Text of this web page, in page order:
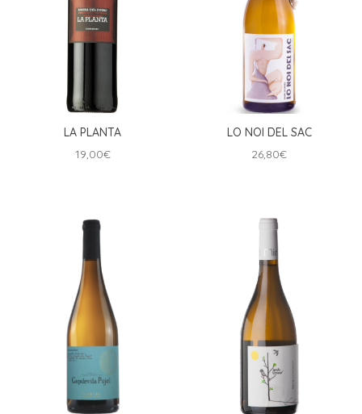
LA PLANTA
19,00€
LO NOI DEL SAC
26,80€